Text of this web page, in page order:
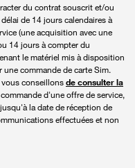
du contrat souscrit et/ou
de 14 jours calendaires à
(une acquisition avec une
14 jours à compter du
le matériel mis à disposition
commande de carte Sim.
conseillonsde consulter la
commande d'une offre de service,
la date de réception de
effectuées et non